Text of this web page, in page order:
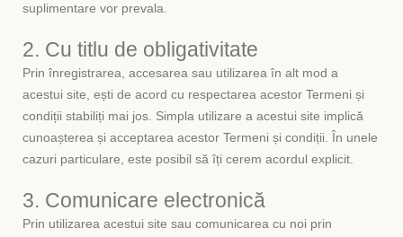
suplimentare vor prevala.
2. Cu titlu de obligativitate
Prin înregistrarea, accesarea sau utilizarea în alt mod a
acestui site, ești de acord cu respectarea acestor Termeni și
condiții stabiliți mai jos. Simpla utilizare a acestui site implică
cunoașterea și acceptarea acestor Termeni și condiții. În unele
cazuri particulare, este posibil să îți cerem acordul explicit.
3. Comunicare electronică
Prin utilizarea acestui site sau comunicarea cu noi prin